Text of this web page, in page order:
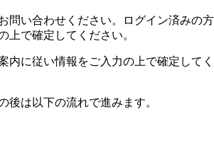
問い合わせください。ログイン済みの方
上で確定してください。
内に従い情報をご入力の上で確定してく
後は以下の流れで進みます。